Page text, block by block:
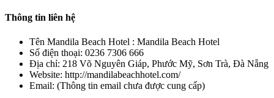
Thông tin liên hệ
Tên Mandila Beach Hotel : Mandila Beach Hotel
Số điện thoại: 0236 7306 666
Địa chỉ: 218 Võ Nguyên Giáp, Phước Mỹ, Sơn Trà, Đà Nẵng
Website: http://mandilabeachhotel.com/
Email: (Thông tin email chưa được cung cấp)